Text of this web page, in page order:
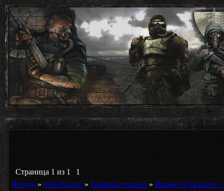
Страница 1 из 1
1
Форум » Web Раздел » Графика сталкер » Иконки Отказано -